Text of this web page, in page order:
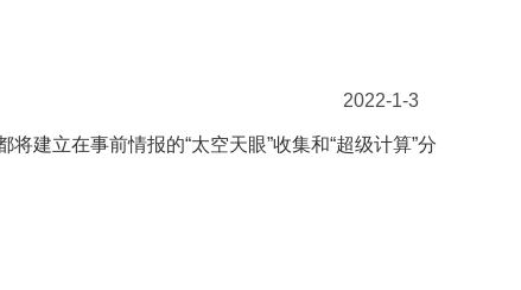
2022-1-3
建立在事前情报的“太空天眼”收集和“超级计算”分